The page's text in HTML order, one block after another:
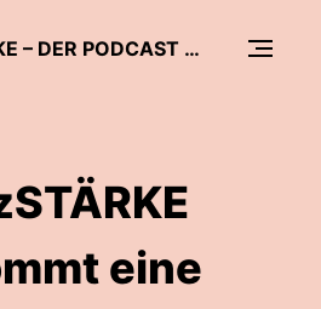
HERZSTÄRKE – DER PODCAST VON HERZSCHWÄCHE DEUTSCHLAND E.V.
eine